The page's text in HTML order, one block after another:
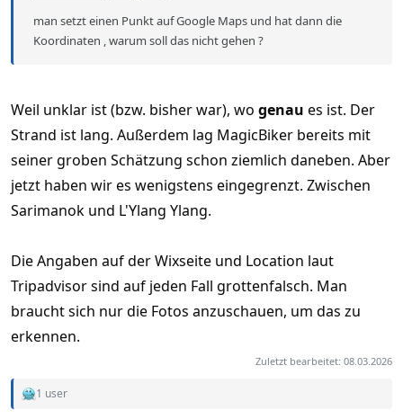
man setzt einen Punkt auf Google Maps und hat dann die
Koordinaten , warum soll das nicht gehen ?
Weil unklar ist (bzw. bisher war), wo genau es ist. Der
Strand ist lang. Außerdem lag MagicBiker bereits mit
seiner groben Schätzung schon ziemlich daneben. Aber
jetzt haben wir es wenigstens eingegrenzt. Zwischen
Sarimanok und L'Ylang Ylang.
Die Angaben auf der Wixseite und Location laut
Tripadvisor sind auf jeden Fall grottenfalsch. Man
braucht sich nur die Fotos anzuschauen, um das zu
erkennen.
Zuletzt bearbeitet: 08.03.2026
R
1 user